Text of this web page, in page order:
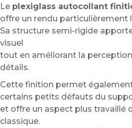
Le plexiglass autocollant
offre un rendu particulièrement
Sa structure semi-rigide
visuel
tout en améliorant la
détails.
Cette finition permet
certains petits défauts du
et offre un aspect plus travaillé
classique.